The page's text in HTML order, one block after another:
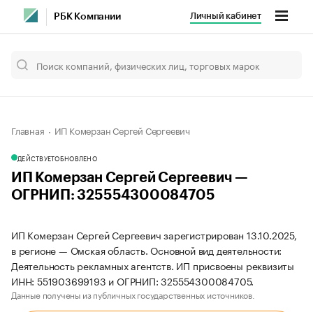
РБК Компании Личный кабинет
Главная ИП Комерзан Сергей Сергеевич
ДЕЙСТВУЕТОБНОВЛЕНО
ИП Комерзан Сергей Сергеевич —
ОГРНИП: 325554300084705
ИП Комерзан Сергей Сергеевич зарегистрирован 13.10.2025,
в регионе — Омская область. Основной вид деятельности:
Деятельность рекламных агентств. ИП присвоены реквизиты
ИНН: 551903699193 и ОГРНИП: 325554300084705.
Данные получены из публичных государственных источников.